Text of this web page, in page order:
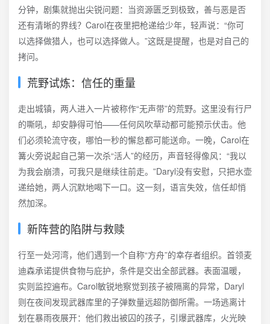
分钟，剧集就抛出尖锐问题：当资源匮乏到极致，善与恶是否
还有清晰的界线？Carol在夜里把枪递给少年，轻声说：“你可
以选择做猎人，也可以选择做人。”这既是提醒，也是对自己的
拷问。
荒野试炼：信任的重量
走出城镇，两人进入一片被称作“无声带”的荒野。这里没有行尸
的嘶吼，却安静得可怕——任何风吹草动都可能预示伏击。他
们必须轮流守夜，哪怕一秒的懈怠都可能送命。一晚，Carol在
篝火旁说起自己第一次杀“活人”的经历，声音轻得像风：“我以
为我会崩溃，可我只是继续往前走。”Daryl没有安慰，只把水壶
递给她，两人沉默地喝下一口。这一刻，语言失效，信任却悄
然加深。
新阵营的陷阱与救赎
行至一处河湾，他们遇到一个自称“方舟”的幸存者组织。首领麦
迪森承诺提供食物与庇护，条件是交出全部武器。表面温暖，
实则监控遍布。Carol敏锐地察觉到孩子被隔离的异常，Daryl
则在夜间发现武器库里的子弹数量远超防御所需。一场逃离计
划在暴雨夜展开：他们救出被囚的孩子，引爆武器库，火光映